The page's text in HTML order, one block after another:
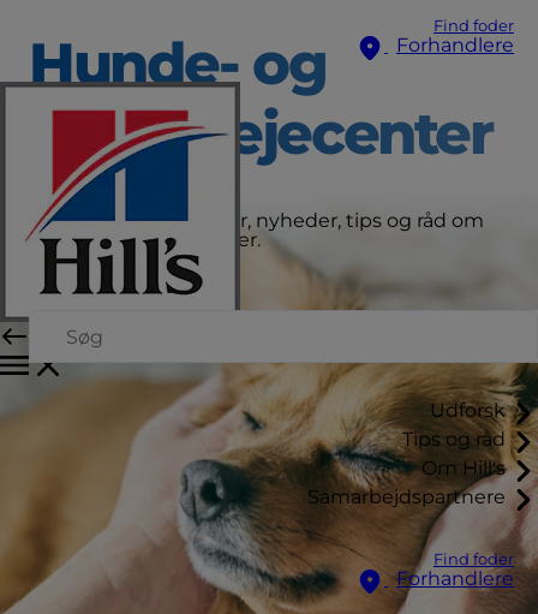
Find foder
Forhandlere
Udforsk
Tips og råd
Om Hill's
Samarbejdspartnere
Find foder
Forhandlere
Hunde- og
katteplejecenter
Få de seneste historier, nyheder, tips og råd om
hunde og katte lige her.